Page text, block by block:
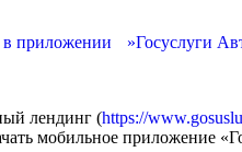
в приложении »Госуслуги
лендинг (https://
мобильное приложение